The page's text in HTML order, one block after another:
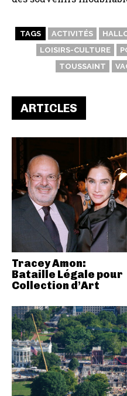
TAGS ACTIVITÉS
LOISIRS-CULTURE
TOUSSAINT
ARTICLES
Tracey Amon:
Bataille Légale pour
Collection d’Art